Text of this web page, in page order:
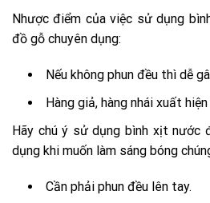
Nhược điểm của việc sử dụng
đồ gỗ chuyên dụng:
Nếu không phun đều thì dễ
Hàng giả, hàng nhái xuất
Hãy chú ý sử dụng bình xịt nước
dụng khi muốn làm sáng bóng
Cần phải phun đều lên tay.